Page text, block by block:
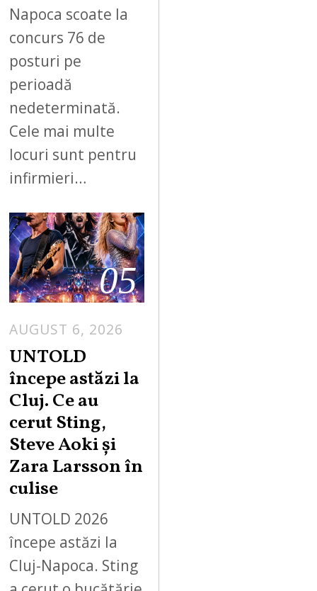
Napoca scoate la
concurs 76 de
posturi pe
perioadă
nedeterminată.
Cele mai multe
locuri sunt pentru
infirmieri…
05
AUGUST 6, 2026
UNTOLD
începe astăzi la
Cluj. Ce au
cerut Sting,
Steve Aoki și
Zara Larsson în
culise
UNTOLD 2026
începe astăzi la
Cluj-Napoca. Sting